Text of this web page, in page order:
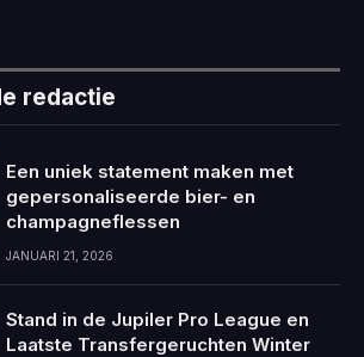
redactie
Een uniek statement maken met
gepersonaliseerde bier- en
champagneflessen
JANUARI 21, 2026
Stand in de Jupiler Pro League en
Laatste Transfergeruchten Winter